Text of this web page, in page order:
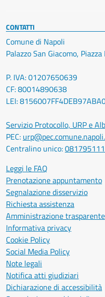
CONTATTI
Comune di Napoli
Palazzo San Giacomo,
P. IVA: 01207650639
CF: 80014890638
LEI:
Servizio Protocollo, URP e
PEC:
Centralino unico:
Leggi le FAQ
Prenotazione appuntamento
Segnalazione disservizio
Richiesta assistenza
Amministrazione trasparente
Informativa privacy
Cookie Policy
Social Media Policy
Note legali
Notifica atti giudiziari
Dichiarazione di accessibilità